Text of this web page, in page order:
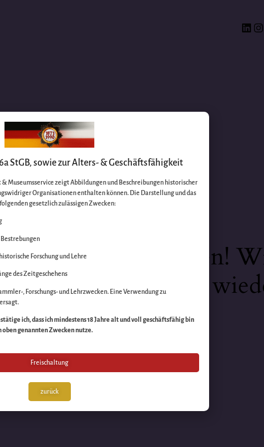
Unannehmlichkeiten!
– schauen Sie bald
StGB, sowie zur Alters- & Geschäftsfähigkeit
Museumsservice zeigt Abbildungen und Beschreibungen historischer
Organisationen enthalten können. Die Darstellung und das
gesetzlich zulässigen Zwecken:
Forschung und Lehre
des Zeitgeschehens
, Forschungs- und Lehrzwecken. Eine Verwendung zu
ich, dass ich mindestens 18 Jahre alt und voll geschäftsfähig bin
genannten Zwecken nutze.
Freischaltung
zurück